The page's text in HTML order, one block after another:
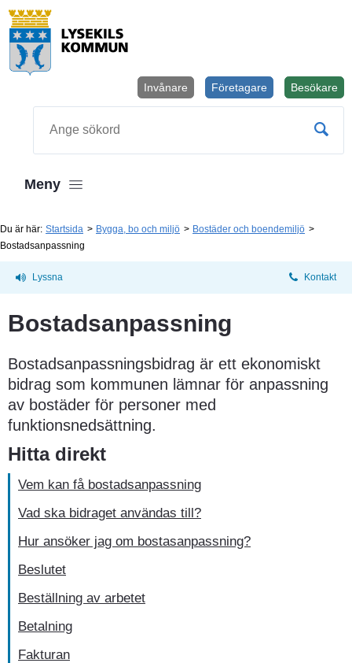
Besökare
Företagare
Invånare
Meny
Du är här: Startsida Bygga, bo och miljö
Bostäder och boendemiljö
Bostadsanpassning
Lyssna Kontakt
Bostadsanpassning
Bostadsanpassningsbidrag är ett ekonomiskt
bidrag som kommunen lämnar för anpassning
av bostäder för personer med
funktionsnedsättning.
Hitta direkt
Vem kan få bostadsanpassning
Vad ska bidraget användas till?
Hur ansöker jag om bostasanpassning?
Beslutet
Beställning av arbetet
Betalning
Fakturan